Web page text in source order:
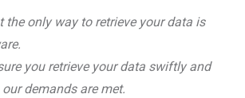
the only way to retrieve your data is
you retrieve your data swiftly and
demands are met.